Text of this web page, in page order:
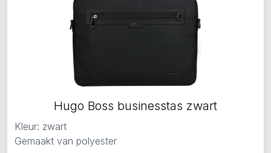
Hugo Boss businesstas zwart
Kleur: zwart
Gemaakt van polyester